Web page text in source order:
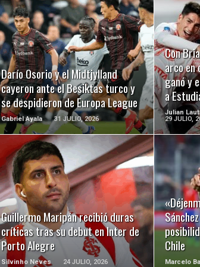
Darío Osorio y el Midtjylland
cayeron ante el Besiktas turco y
se despidieron de Europa League
Gabriel Ayala 31 JULIO, 2026
LEER MÁS
Con
arco en
ganó y
a
Julian
29 JULIO,
Guillermo Maripán recibió duras
críticas tras su debut en Inter de
Porto Alegre
Silvinho Neves 24 JULIO, 2026
LEER MÁS
Chile
Marcelo